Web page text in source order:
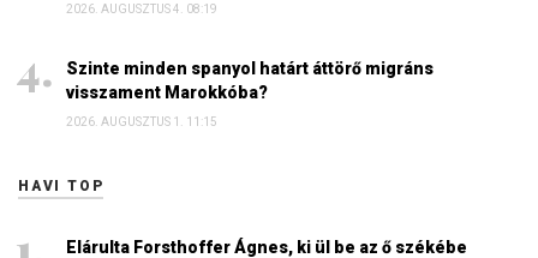
2026. AUGUSZTUS 4. 08:19
Szinte minden spanyol határt áttörő migráns
visszament Marokkóba?
2026. AUGUSZTUS 1. 11:15
HAVI TOP
Elárulta Forsthoffer Ágnes, ki ül be az ő székébe